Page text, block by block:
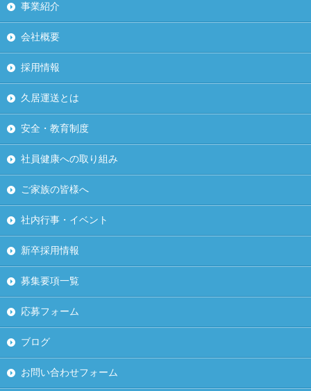
事業紹介
会社概要
採用情報
久居運送とは
安全・教育制度
社員健康への取り組み
ご家族の皆様へ
社内行事・イベント
新卒採用情報
募集要項一覧
応募フォーム
ブログ
お問い合わせフォーム